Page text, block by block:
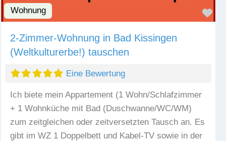
Wohnung
2-Zimmer-Wohnung in Bad Kissingen
(Weltkulturerbe!) tauschen
Eine Bewertung
Ich biete mein Appartement (1 Wohn/Schlafzimmer
+ 1 Wohnküche mit Bad (Duschwanne/WC/WM)
zum zeitgleichen oder zeitversetzten Tausch an. Es
gibt im WZ 1 Doppelbett und Kabel-TV sowie in der